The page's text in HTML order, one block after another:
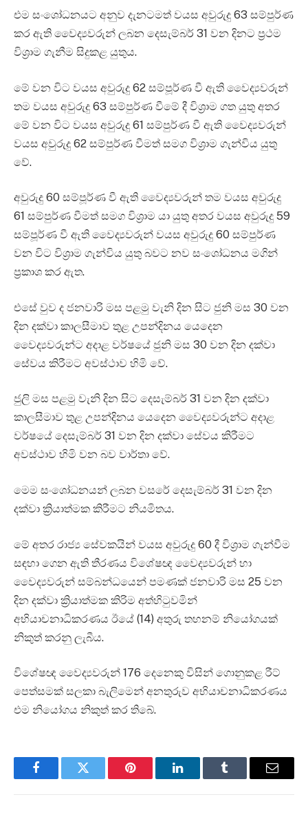
එම සංශෝධනයට අනුව දැනටමත් වයස අවුරුදු 63 සම්පුර්ණ
කර ඇති වෛද්‍යවරුන් ලබන දෙසැම්බර් 31 වන දිනට ප්‍රථම
විශ්‍රාම ගැනීම සිදුකළ යුතුය.
මේ වන විට වයස අවුරුදු 62 සම්පූර්ණ වී ඇති වෛද්‍යවරුන්
තම වයස අවුරුදු 63 සම්පුර්ණ වීමේ දී විශ්‍රාම ගත යුතු අතර
මේ වන විට වයස අවුරුදු 61 සම්පුර්ණ වී ඇති වෛද්‍යවරුන්
වයස අවුරුදු 62 සම්පුර්ණ වීමත් සමග විශ්‍රාම ගැන්විය යුතු
වේ.
අවුරුදු 60 සම්පූර්ණ වී ඇති වෛද්‍යවරුන් තම වයස අවුරුදු
61 සම්පුර්ණ වීමත් සමග විශ්‍රාම යා යුතු අතර වයස අවුරුදු 59
සම්පූර්ණ වී ඇති වෛද්‍යවරුන් වයස අවුරුදු 60 සම්පුර්ණ
වන විට විශ්‍රාම ගැන්විය යුතු බවට නව සංශෝධනය මගින්
ප්‍රකාශ කර ඇත.
එසේ වුව ද ජනවාරි මස පළමු වැනි දින සිට ජුනි මස 30 වන
දින දක්වා කාලසීමාව තුළ උපන්දිනය යෙදෙන
වෛද්‍යවරුන්ට අදාළ වර්ෂයේ ජුනි මස 30 වන දින දක්වා
සේවය කිරීමට අවස්ථාව හිමි වේ.
ජුලි මස පළමු වැනි දින සිට දෙසැම්බර් 31 වන දින දක්වා
කාලසීමාව තුළ උපන්දිනය යෙදෙන වෛද්‍යවරුන්ට අදාළ
වර්ෂයේ දෙසැම්බර් 31 වන දින දක්වා සේවය කිරීමට
අවස්ථාව හිමි වන බව වාර්තා වේ.
මෙම සංශෝධනයන් ලබන වසරේ දෙසැම්බර් 31 වන දින
දක්වා ක්‍රියාත්මක කිරීමට නියමිතය.
මේ අතර රාජ්‍ය සේවකයින් වයස අවුරුදු 60 දී විශ්‍රාම ගැන්වීම
සඳහා ගෙන ඇති තීරණය විශේෂඥ වෛද්‍යවරුන් හා
වෛද්‍යවරුන් සම්බන්ධයෙන් පමණක් ජනවාරි මස 25 වන
දින දක්වා ක්‍රියාත්මක කිරිම අත්හිටුවමින්
අභියාචනාධිකරණය ඊයේ (14) අතුරු තහනම් නියෝගයක්
නිකුත් කරනු ලැබීය.
විශේෂඥ වෛද්‍යවරුන් 176 දෙනෙකු විසින් ගොනුකළ රීට්
පෙත්සමක් සලකා බැලිමෙන් අනතුරුව අභියාචනාධිකරණය
එම නියෝගය නිකුත් කර තිබේ.
FacebookTwitter Pinterest LinkedInTumblr Email